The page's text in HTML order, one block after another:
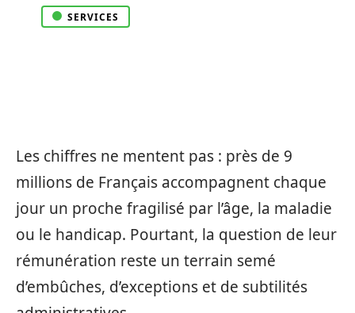
SERVICES
Les chiffres ne mentent pas : près de 9
millions de Français accompagnent chaque
jour un proche fragilisé par l’âge, la maladie
ou le handicap. Pourtant, la question de leur
rémunération reste un terrain semé
d’embûches, d’exceptions et de subtilités